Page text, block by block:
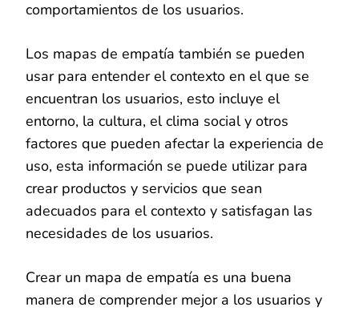
comportamientos de los usuarios.
Los mapas de empatía también se pueden
usar para entender el contexto en el que se
encuentran los usuarios, esto incluye el
entorno, la cultura, el clima social y otros
factores que pueden afectar la experiencia de
uso, esta información se puede utilizar para
crear productos y servicios que sean
adecuados para el contexto y satisfagan las
necesidades de los usuarios.
Crear un mapa de empatía es una buena
manera de comprender mejor a los usuarios y